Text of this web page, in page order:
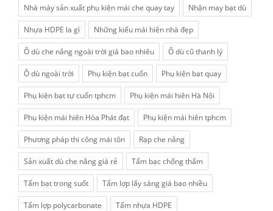
Nhà máy sản xuất phụ kiện mái che quay tay Nhận may bạt dù
Nhựa HDPE la gì Những kiểu mái hiên nhà đẹp
Ô dù che nắng ngoài trời giá bao nhiêu Ô dù cũ thanh lý
Ô dù ngoài trời Phụ kiện bạt cuốn Phụ kiện bạt quay
Phụ kiện bạt tự cuốn tphcm Phụ kiện mái hiên Hà Nội
Phụ kiện mái hiên Hòa Phát đạt Phụ kiện mái hiên tphcm
Phương pháp thi công mái tôn Rạp che nắng
Sản xuất dù che nắng giá rẻ Tấm bạc chống thấm
Tấm bạt trong suốt Tấm lợp lấy sáng giá bao nhiều
Tấm lợp polycarbonate Tấm nhựa HDPE